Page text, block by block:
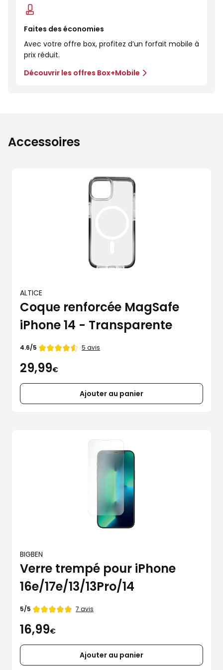
Faites des économies
Avec votre offre box, profitez d’un forfait mobile à
prix réduit.
Découvrir les offres Box+Mobile
Accessoires
ALTICE
Coque renforcée MagSafe
iPhone 14 - Transparente
Note
4.6/5 5 avis
29,99€
Ajouter au panier
BIGBEN
Verre trempé pour iPhone
16e/17e/13/13Pro/14
Note
5/5 7 avis
16,99€
Ajouter au panier